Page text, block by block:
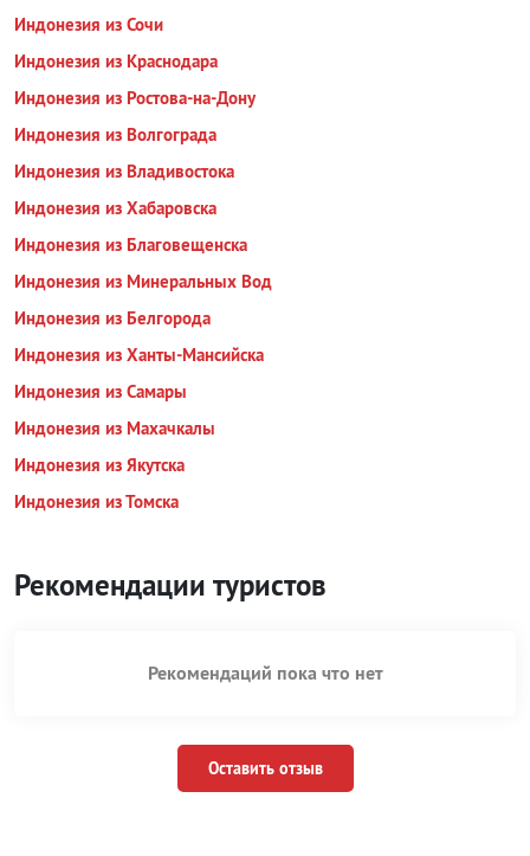
Индонезия из Сочи
Индонезия из Краснодара
Индонезия из Ростова-на-Дону
Индонезия из Волгограда
Индонезия из Владивостока
Индонезия из Хабаровска
Индонезия из Благовещенска
Индонезия из Минеральных Вод
Индонезия из Белгорода
Индонезия из Ханты-Мансийска
Индонезия из Самары
Индонезия из Махачкалы
Индонезия из Якутска
Индонезия из Томска
Рекомендации туристов
Рекомендаций пока что нет
Оставить отзыв